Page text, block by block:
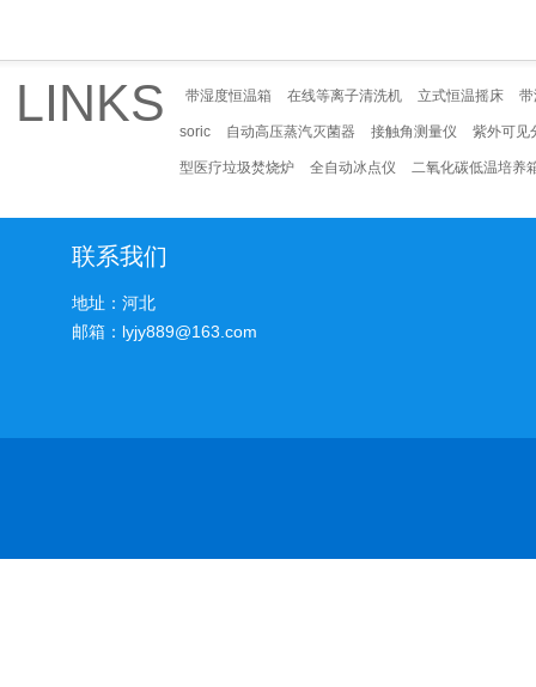
LINKS 带湿度恒温箱 在线等离子清洗机 立式恒温摇床
soric 自动高压蒸汽灭菌器 接触角测量仪 紫外可见
型医疗垃圾焚烧炉 全自动冰点仪 二氧化碳低温培养
联系我们
地址：河北
邮箱：lyjy889@163.com